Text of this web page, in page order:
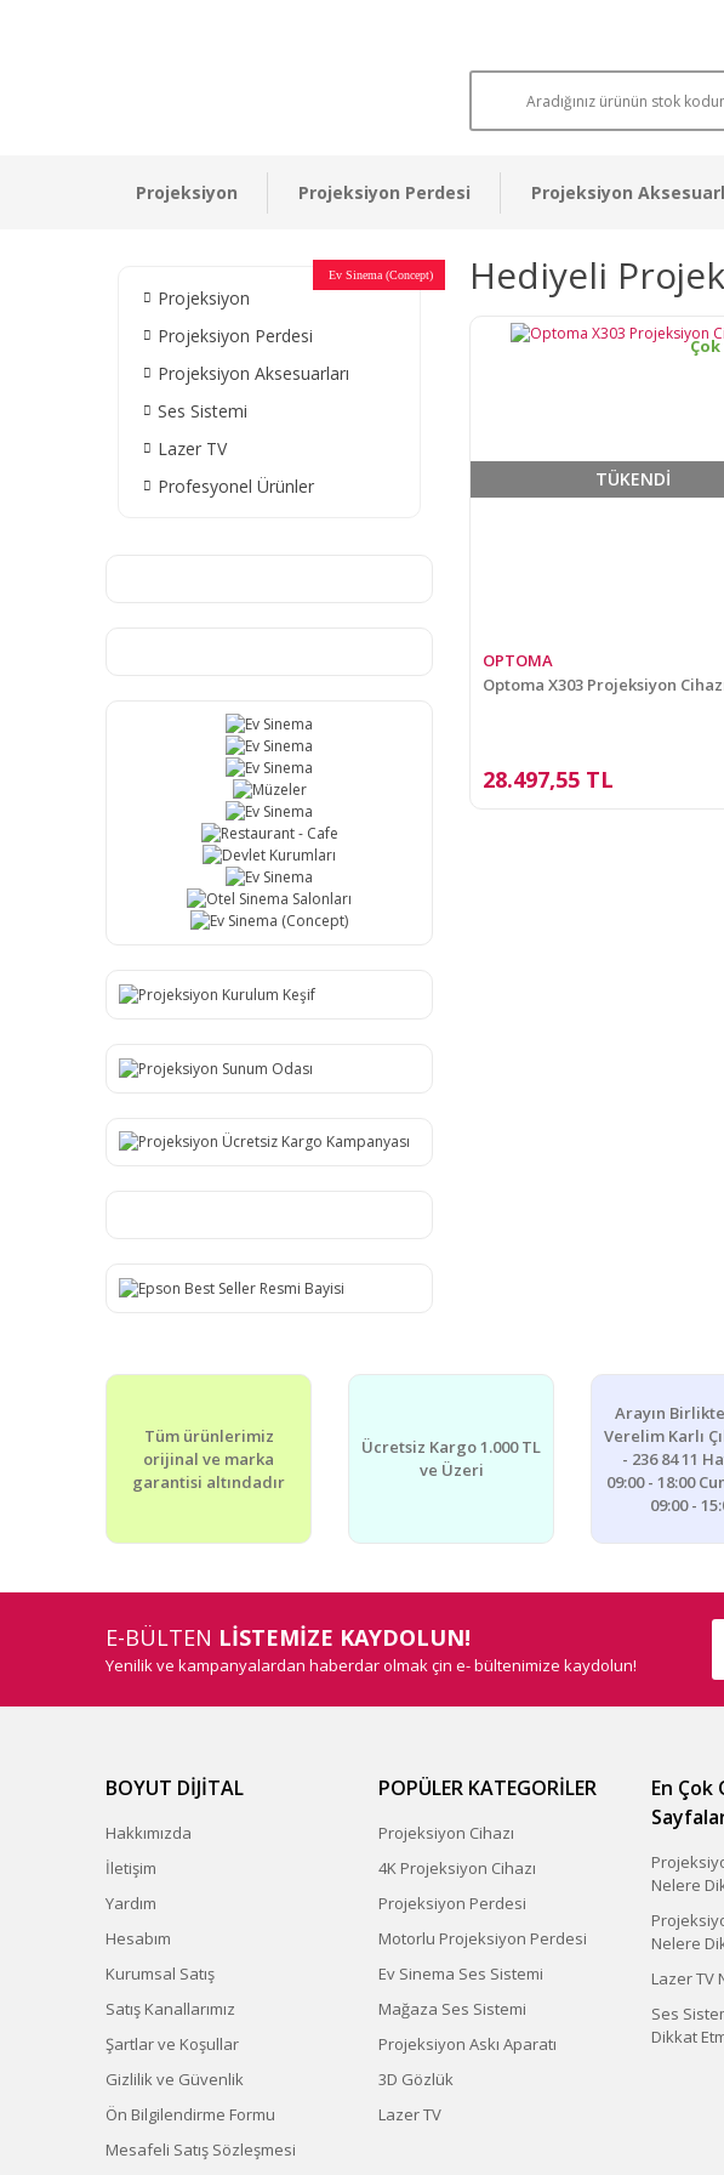
Projeksiyon Projeksiyon Perdesi Projeksiyon
Projeksiyon
Projeksiyon Perdesi
Projeksiyon Aksesuarları
Ses Sistemi
Lazer TV
Profesyonel Ürünler
Ev Sinema
Ev Sinema
Ev Sinema
Müzeler
Ev Sinema
Restaurant - Cafe
Devlet Kurumları
Ev Sinema
Otel Sinema Salonları
Ev Sinema (Concept) Hediyeli
TÜKENDİ
OPTOMA
Optoma X303 Projeksiyon
28.497,55 TL
Tüm ürünlerimiz
orijinal ve marka
garantisi altındadır
Ücretsiz Kargo 1.000 TL
ve Üzeri
Arayın
Verelim Karlı
- 236 84 11
09:00 - 18:00
09:00 -
E-BÜLTEN LİSTEMİZE KAYDOLUN!
Yenilik ve kampanyalardan haberdar olmak çin e- bültenimize kaydolun!
BOYUT DİJİTAL
Hakkımızda
İletişim
Yardım
Hesabım
Kurumsal Satış
Satış Kanallarımız
Şartlar ve Koşullar
Gizlilik ve Güvenlik
Ön Bilgilendirme Formu
Mesafeli Satış Sözleşmesi
POPÜLER KATEGORİLER
Projeksiyon Cihazı
4K Projeksiyon Cihazı
Projeksiyon Perdesi
Motorlu Projeksiyon Perdesi
Ev Sinema Ses Sistemi
Mağaza Ses Sistemi
Projeksiyon Askı Aparatı
3D Gözlük
Lazer TV
En Çok
Nelere
Nelere
Lazer TV
Ses
Dikkat